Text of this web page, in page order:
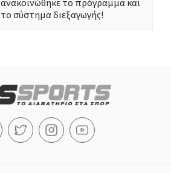
το σύστημα διεξαγωγής!